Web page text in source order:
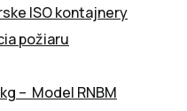
ISO kontajnery
požiaru
– Model RNBM